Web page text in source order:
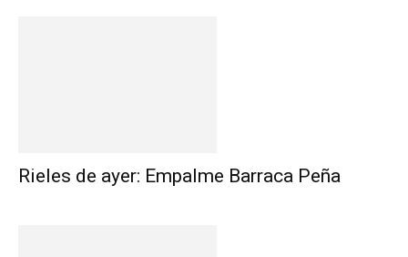
Rieles de ayer: Empalme Barraca Peña